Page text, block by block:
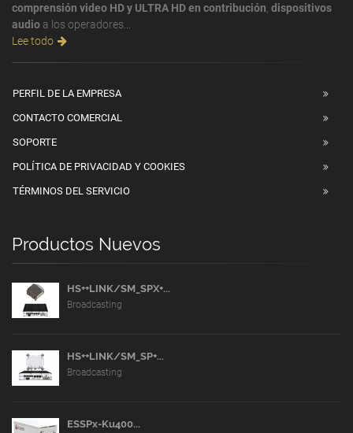
comprensión video HD y ULTRA HD en contribución dispositivos
audio a los operadores...
Lee todo
PERFIL DE LA EMPRESA
CONTACTO COMERCIAL
SOPORTE
POLÍTICA DE PRIVACIDAD Y COOKIES
TÉRMINOS DEL SERVICIO
Productos Nuevos
HS++LINK/SM_SPX+...
Broadcasting
HS++LINK/SM_SP+...
Broadcasting
ESSPx-Ku400...